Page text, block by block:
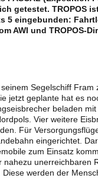
getestet. TROPOS
5 eingebunden:
AWI und TROPOS-
Segelschiff Fram
jetzt geplante hat es
beladen
Vier weitere
Für
eingerichtet.
zum Einsatz
unerreichbaren
werden der